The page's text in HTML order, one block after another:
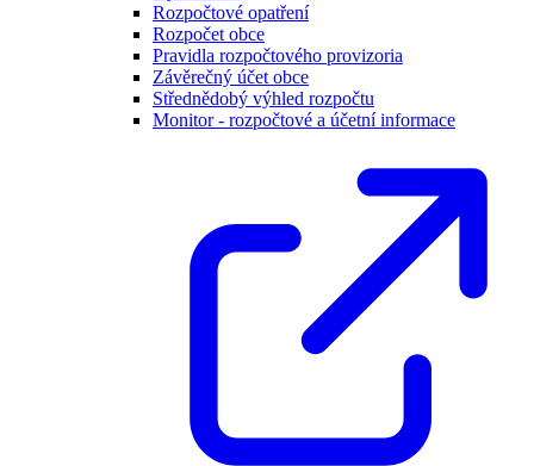
Rozpočtové opatření
Rozpočet obce
Pravidla rozpočtového provizoria
Závěrečný účet obce
Střednědobý výhled rozpočtu
Monitor - rozpočtové a účetní informace